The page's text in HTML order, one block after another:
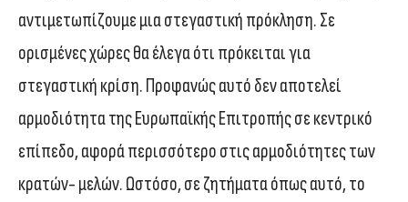
αντιμετωπίζουμε μια στεγαστική πρόκληση. Σε
ορισμένες χώρες θα έλεγα ότι πρόκειται για
στεγαστική κρίση. Προφανώς αυτό δεν αποτελεί
αρμοδιότητα της Ευρωπαϊκής Επιτροπής σε κεντρικό
επίπεδο, αφορά περισσότερο στις αρμοδιότητες των
κρατών- μελών. Ωστόσο, σε ζητήματα όπως αυτό, το